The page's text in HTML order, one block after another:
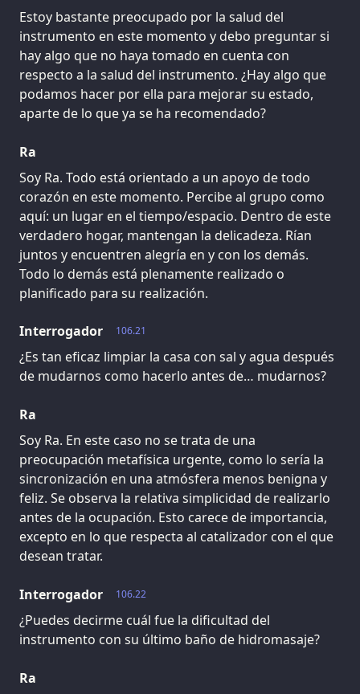
Estoy bastante preocupado por la salud del
instrumento en este momento y debo preguntar si
hay algo que no haya tomado en cuenta con
respecto a la salud del instrumento. ¿Hay algo que
podamos hacer por ella para mejorar su estado,
aparte de lo que ya se ha recomendado?
Ra
Soy Ra. Todo está orientado a un apoyo de todo
corazón en este momento. Percibe al grupo como
aquí: un lugar en el tiempo/espacio. Dentro de este
verdadero hogar, mantengan la delicadeza. Rían
juntos y encuentren alegría en y con los demás.
Todo lo demás está plenamente realizado o
planificado para su realización.
106.21
Interrogador
¿Es tan eficaz limpiar la casa con sal y agua después
de mudarnos como hacerlo antes de… mudarnos?
Ra
Soy Ra. En este caso no se trata de una
preocupación metafísica urgente, como lo sería la
sincronización en una atmósfera menos benigna y
feliz. Se observa la relativa simplicidad de realizarlo
antes de la ocupación. Esto carece de importancia,
excepto en lo que respecta al catalizador con el que
desean tratar.
106.22
Interrogador
¿Puedes decirme cuál fue la dificultad del
instrumento con su último baño de hidromasaje?
Ra